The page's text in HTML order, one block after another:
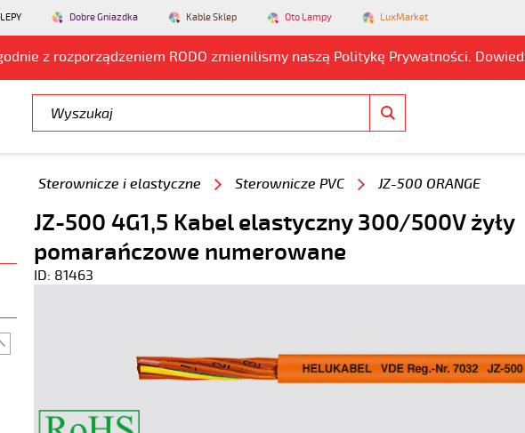
Dobre Gniazdka Kable Sklep Oto Lampy LuxMarket
z rozporządzeniem RODO zmienilismy naszą Politykę Prywatności.
Sterownicze i elastyczne Sterownicze PVC JZ-500 ORANGE
JZ-500 4G1,5 Kabel elastyczny 300/500V żyły
pomarańczowe numerowane
ID: 81463